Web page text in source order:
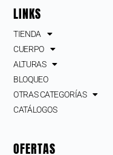
LINKS
TIENDA
CUERPO
ALTURAS
BLOQUEO
OTRAS CATEGORÍAS
CATÁLOGOS
OFERTAS